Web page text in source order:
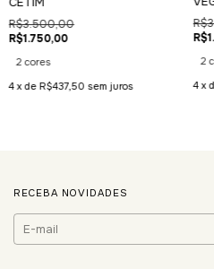
R$3.500,00
R$1.750,00
2 cores
4 x de R$437,50 sem juros
2
4 x
RECEBA NOVIDADES